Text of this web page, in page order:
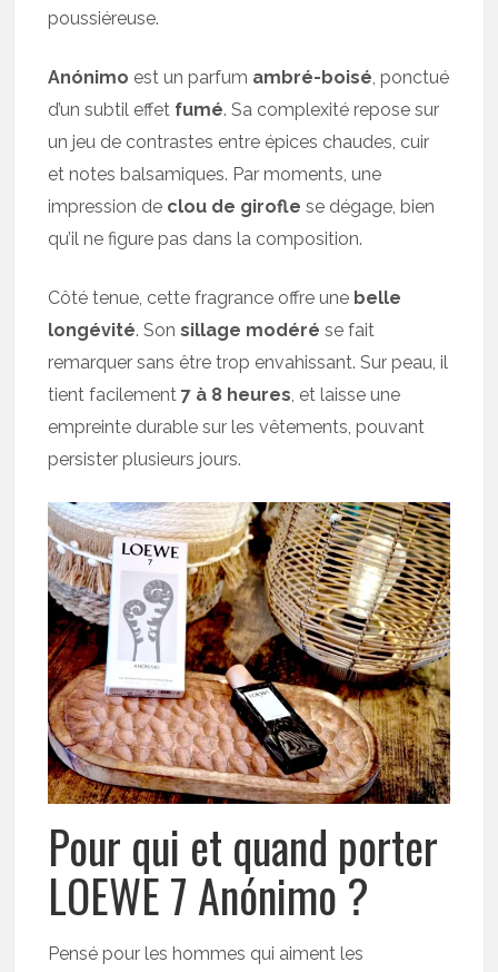
poussiéreuse.
Anónimo est un parfum ambré-boisé, ponctué
d’un subtil effet fumé. Sa complexité repose sur
un jeu de contrastes entre épices chaudes, cuir
et notes balsamiques. Par moments, une
impression de clou de girofle se dégage, bien
qu’il ne figure pas dans la composition.
Côté tenue, cette fragrance offre une belle
longévité. Sonsillage modéré se fait
remarquer sans être trop envahissant. Sur peau, il
tient facilement7 à 8 heures, et laisse une
empreinte durable sur les vêtements, pouvant
persister plusieurs jours.
Pour qui et quand porter
LOEWE 7 Anónimo ?
Pensé pour les hommes qui aiment les